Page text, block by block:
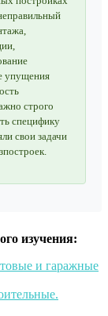
упущения
строго
специфику
свои задачи
изучения:
и гаражные